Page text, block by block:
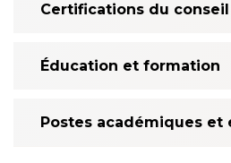
Certifications du conseil
Éducation et formation
Postes académiques et